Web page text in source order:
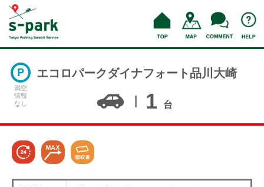
満空
情報
なし
エコロパークダイナフォート品川大崎
1 台